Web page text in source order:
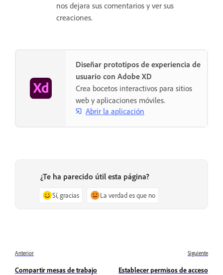
nos dejara sus comentarios y ver sus
creaciones.
Diseñar prototipos de experiencia de
usuario con Adobe XD
Crea bocetos interactivos para sitios
web y aplicaciones móviles.
Abrir la aplicación
¿Te ha parecido útil esta página?
Sí, gracias La verdad es que no
Anterior
Compartir mesas de trabajo
Siguiente
Establecer permisos de acceso